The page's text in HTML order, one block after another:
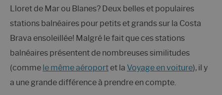
Lloret de Mar ou Blanes? Deux belles et populaires
stations balnéaires pour petits et grands sur la Costa
Brava ensoleillée! Malgré le fait que ces stations
balnéaires présentent de nombreuses similitudes
(comme le même aéroportet la Voyage en voiture), il y
a une grande différence à prendre en compte.